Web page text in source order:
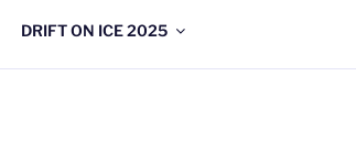
DRIFT ON ICE 2025